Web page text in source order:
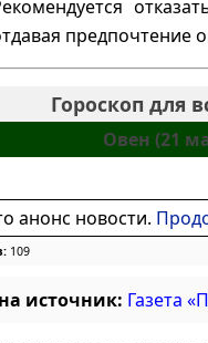
предпочтение
Гороскоп для
Овен (21
анонс новости.
109
источник: Газета